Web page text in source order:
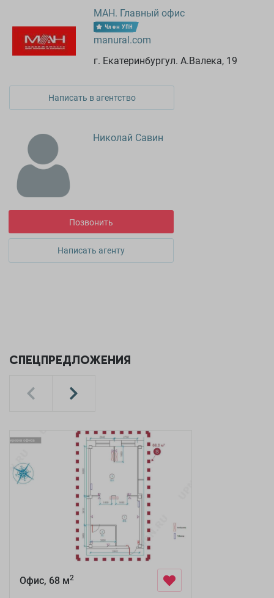
МАН. Главный офис
Член УПН
manural.com
г. Екатеринбургул. А.Валека, 19
Написать в агентство
Николай Савин
Позвонить
Написать агенту
СПЕЦПРЕДЛОЖЕНИЯ
Офис, 68 м2